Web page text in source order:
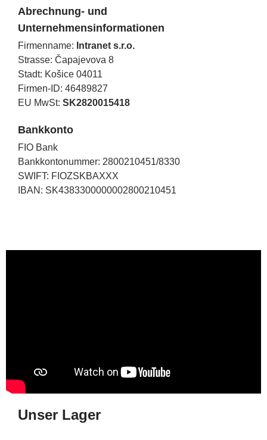
Abrechnung- und
Unternehmensinformationen
Firmenname: Intranet s.r.o.
Strasse: Čapajevova 8
Stadt: Košice 04011
Firmen-ID: 46489827
EU MwSt: SK2820015418
Bankkonto
FIO Bank
Bankkontonummer: 2800210451/8330
SWIFT: FIOZSKBAXXX
IBAN: SK4383300000002800210451
Unser Lager